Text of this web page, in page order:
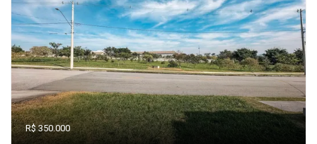
R$ 350.000